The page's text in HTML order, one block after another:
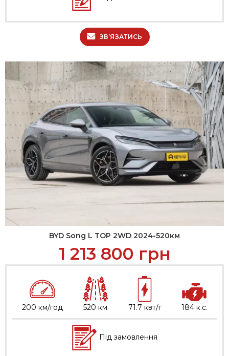
ЗВ’ЯЗАТИСЬ
BYD Song L TOP 2WD 2024-520км
1 213 800 грн
200 км/год 520 км 71.7 квт/г 184 к.с.
Під замовлення